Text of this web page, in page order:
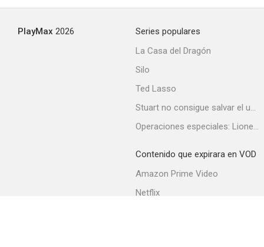
PlayMax 2026
Series populares
La Casa del Dragón
Silo
Ted Lasso
Stuart no consigue salvar el universo
Operaciones especiales: Lioness
Contenido que expirara en VOD
Amazon Prime Video
Netflix